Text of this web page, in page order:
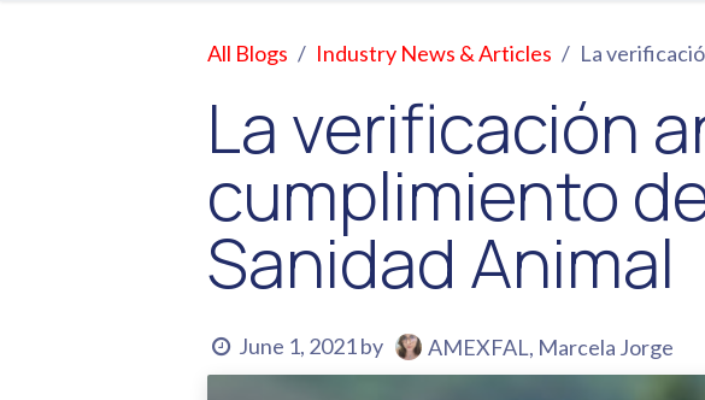
All Blogs Industry News & Articles La
La verificación
cumplimiento
Sanidad Animal
June 1, 2021by AMEXFAL, Marcela Jorge